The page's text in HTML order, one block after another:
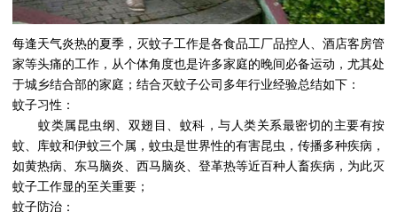
每逢天气炎热的夏季，灭蚊子工作是各食品工厂品控人、酒店客房管
家等头痛的工作，从个体角度也是许多家庭的晚间必备运动，尤其处
于城乡结合部的家庭；结合灭蚊子公司多年行业经验总结如下：
蚊子习性：
蚊类属昆虫纲、双翅目、蚊科，与人类关系最密切的主要有按
蚊、库蚊和伊蚊三个属，蚊虫是世界性的有害昆虫，传播多种疾病，
如黄热病、东马脑炎、西马脑炎、登革热等近百种人畜疾病，为此灭
蚊子工作显的至关重要；
蚊子防治：